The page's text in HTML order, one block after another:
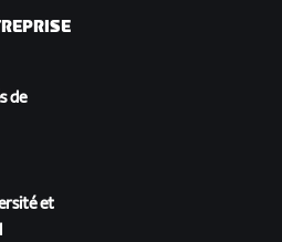
de
et